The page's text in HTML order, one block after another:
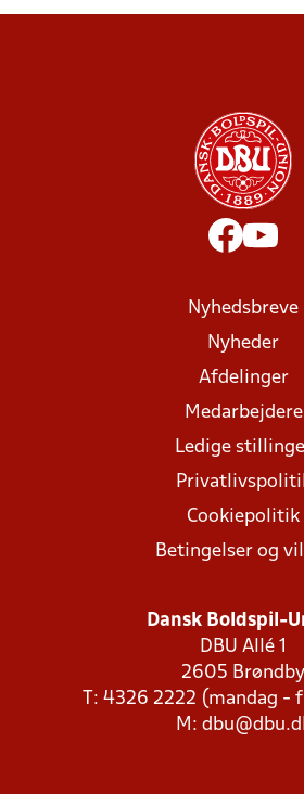
Nyhedsbreve
Nyheder
Afdelinger
Medarbejdere
Ledige
Cookiepolitik
Betingelser og
Dansk Boldspil-
DBU Allé 1
2605 Brøndby
T: 4326 2222 (mandag -
M: